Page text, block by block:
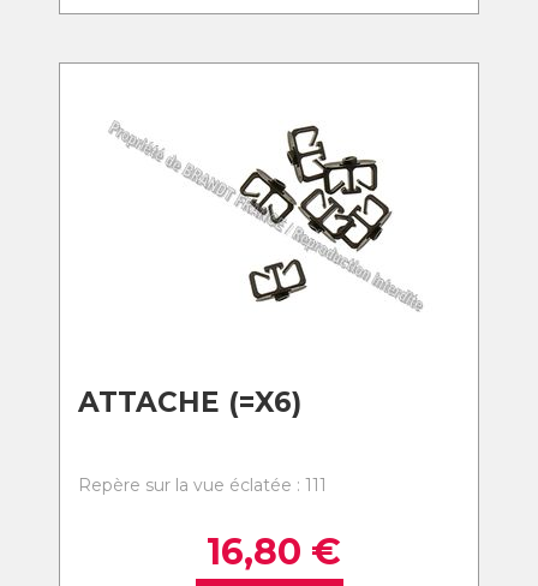
ATTACHE (=X6)
Repère sur la vue éclatée : 111
16,80 €